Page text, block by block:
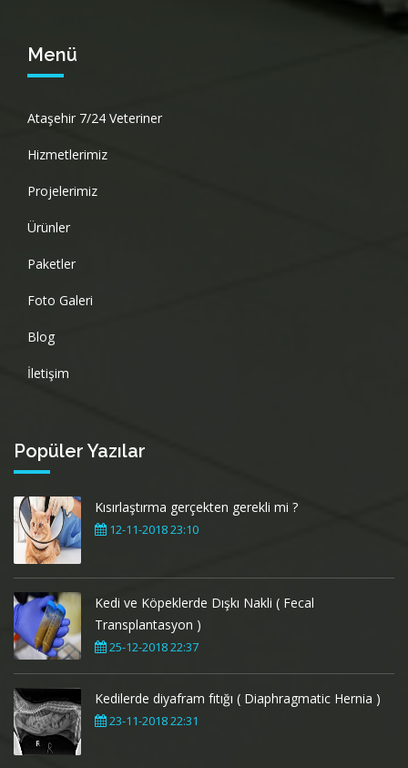
Menü
Ataşehir 7/24 Veteriner
Hizmetlerimiz
Projelerimiz
Ürünler
Paketler
Foto Galeri
Blog
İletişim
Popüler Yazılar
Kısırlaştırma gerçekten gerekli mi ?
12-11-2018 23:10
Kedi ve Köpeklerde Dışkı Nakli ( Fecal
Transplantasyon )
25-12-2018 22:37
Kedilerde diyafram fıtığı ( Diaphragmatic Hernia )
23-11-2018 22:31